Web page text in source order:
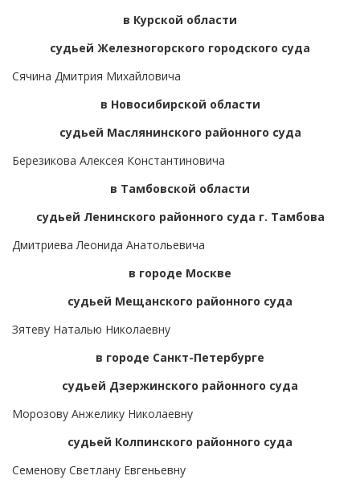
в Курской области
судьей Железногорского городского суда
Сячина Дмитрия Михайловича
в Новосибирской области
судьей Маслянинского районного суда
Березикова Алексея Константиновича
в Тамбовской области
судьей Ленинского районного суда г. Тамбова
Дмитриева Леонида Анатольевича
в городе Москве
судьей Мещанского районного суда
Зятеву Наталью Николаевну
в городе Санкт-Петербурге
судьей Дзержинского районного суда
Морозову Анжелику Николаевну
судьей Колпинского районного суда
Семенову Светлану Евгеньевну